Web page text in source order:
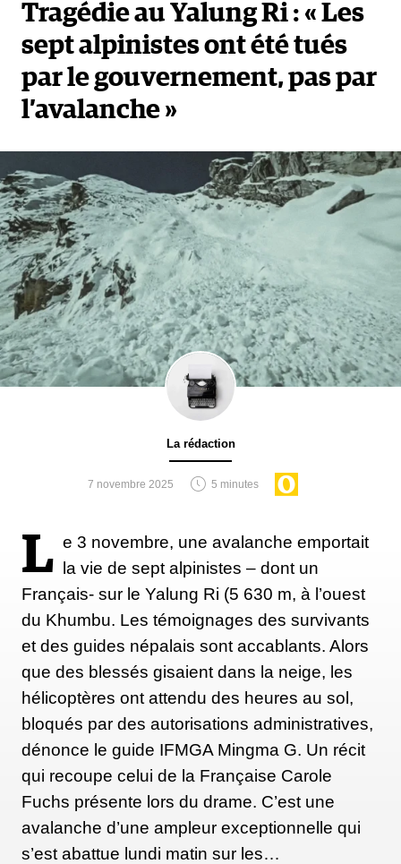
Tragédie au Yalung Ri : « Les
sept alpinistes ont été tués
par le gouvernement, pas par
l’avalanche »
La rédaction
7 novembre 2025 5 minutes
L e 3 novembre, une avalanche emportait
la vie de sept alpinistes – dont un
Français- sur le Yalung Ri (5 630 m, à l’ouest
du Khumbu. Les témoignages des survivants
et des guides népalais sont accablants. Alors
que des blessés gisaient dans la neige, les
hélicoptères ont attendu des heures au sol,
bloqués par des autorisations administratives,
dénonce le guide IFMGA Mingma G. Un récit
qui recoupe celui de la Française Carole
Fuchs présente lors du drame. C’est une
avalanche d’une ampleur exceptionnelle qui
s’est abattue lundi matin sur les…